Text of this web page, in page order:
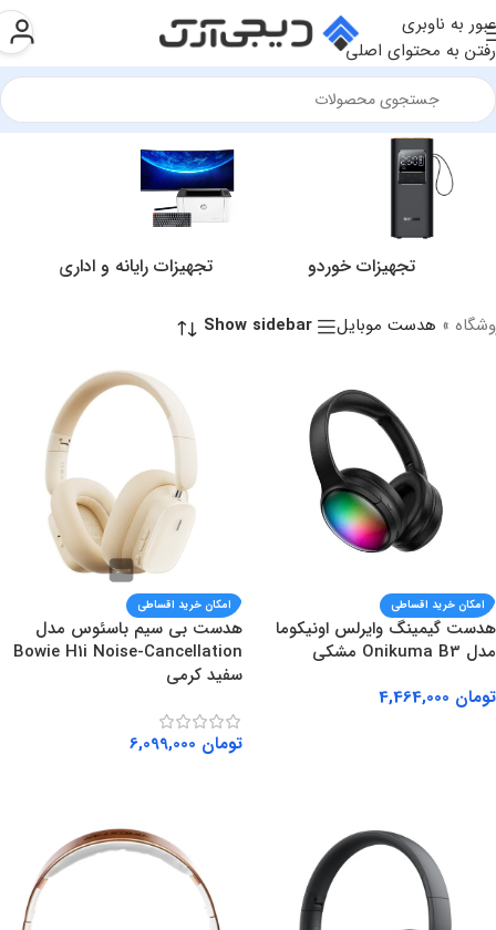
عبور به ناوبری
رفتن به محتوای اصلی
تجهیزات خوردو تجهیزات رایانه و اداری
» هدست موبایل Show sidebar
امکان خرید اقساطی
هدست گیمینگ وایرلس اونیکوما
مدل Onikuma B3 مشکی
تومان
امکان خرید اقساطی
هدست بی سیم باسئوس مدل
Bowie H1i Noise-Cancellation
سفید کرمی
تومان